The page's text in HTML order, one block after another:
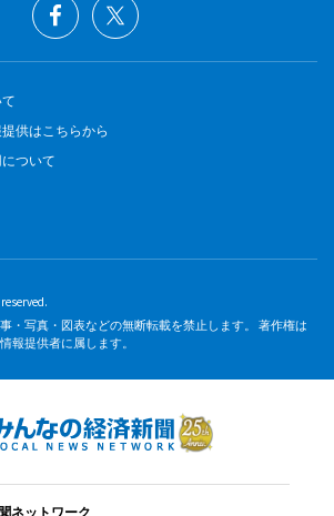
供はこちらから
ついて
・写真・図表などの無断転載を禁止します。 著作権は
報提供者に属します。
ネットワーク